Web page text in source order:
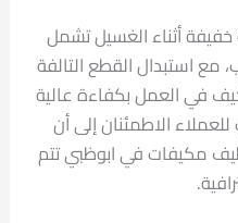
أثناء الغسيل تشمل
مع استبدال القطع التالفة
في العمل بكفاءة عالية
الاطمئنان إلى أن
مكيفات في ابوظبي تتم